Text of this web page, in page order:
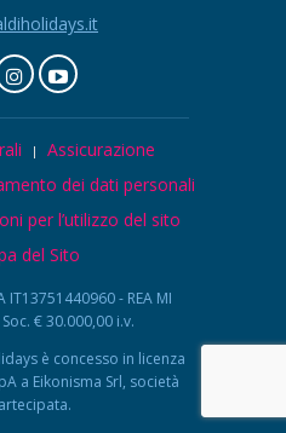
Assicurazione
dei dati personali
per l’utilizzo del sito
del Sito
IT13751440960 - REA MI
€ 30.000,00 i.v.
è concesso in licenza
a Eikonisma Srl, società